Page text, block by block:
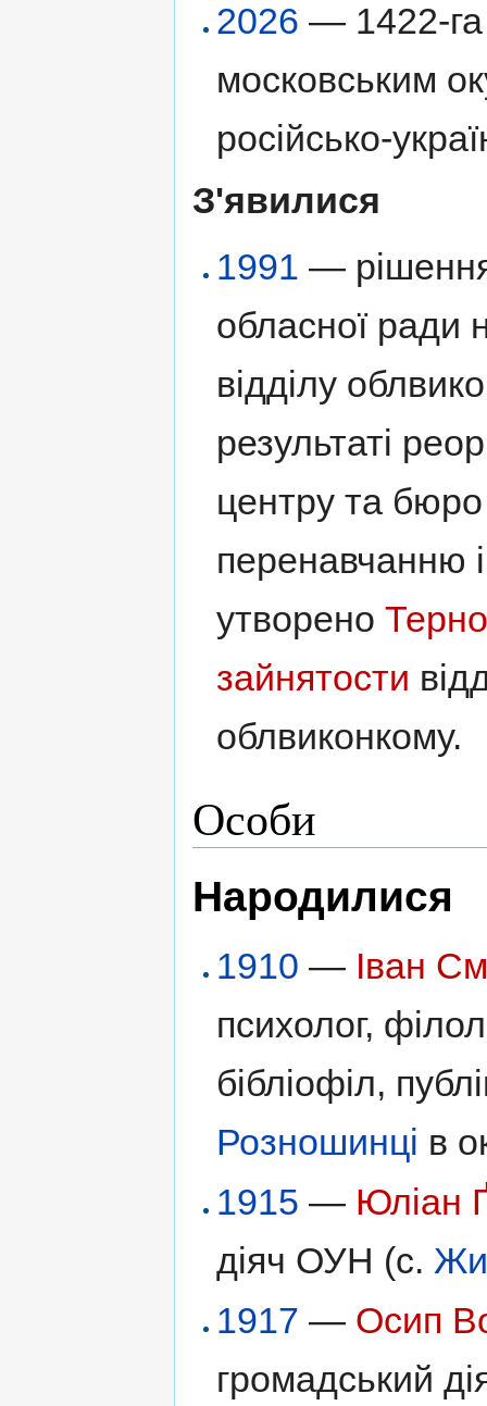
2026 — 1422-га
московським
російсько-
З'явилися
1991 —
обласної ради
відділу
результаті
центру та
перенавчанню
утворено
зайнятости
облвиконкому.
Особи
Народилися
1910 — Іван
психолог,
бібліофіл,
Розношинці в
1915 — Юліан
діяч ОУН (с.
1917 — Осип
громадський